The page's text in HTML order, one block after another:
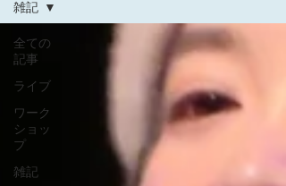
全ての
記事
ライブ
ワーク
ショッ
プ
雑記
雑記